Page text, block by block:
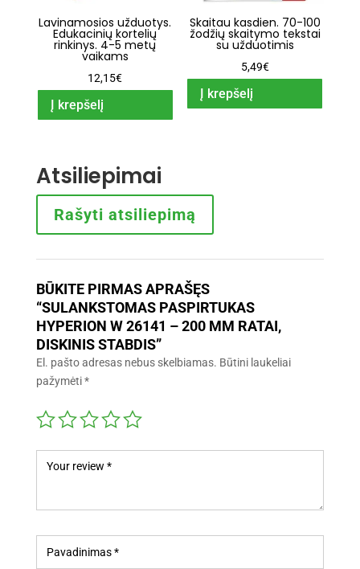
Lavinamosios užduotys.
Edukacinių kortelių
rinkinys. 4-5 metų
vaikams
12,15€
Į krepšelį
Skaitau kasdien. 70-100
žodžių skaitymo tekstai
su užduotimis
5,49€
Į krepšelį
Atsiliepimai
Rašyti atsiliepimą
BŪKITE PIRMAS APRAŠĘS
“SULANKSTOMAS PASPIRTUKAS
HYPERION W 26141 – 200 MM RATAI,
DISKINIS STABDIS”
El. pašto adresas nebus skelbiamas. Būtini laukeliai
pažymėti*